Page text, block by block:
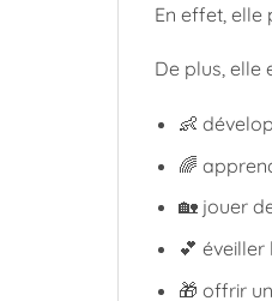
En effet, elle
De plus, elle
👶
🌈
🏡 jouer
💕
🎁 offrir